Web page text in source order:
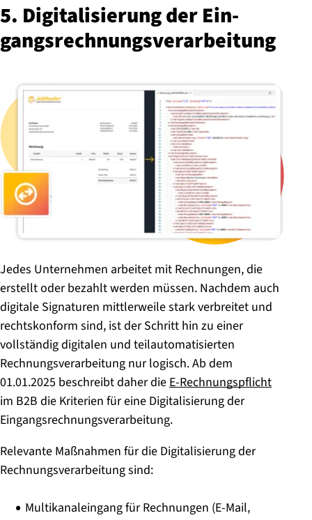
5. Di­gi­ta­li­sie­rung der Ein­
gangs­rech­nungs­ver­ar­bei­tung
Jedes Unternehmen arbeitet mit Rechnungen, die
erstellt oder bezahlt werden müssen. Nachdem auch
digitale Signaturen mittlerweile stark verbreitet und
rechtskonform sind, ist der Schritt hin zu einer
vollständig digitalen und teilautomatisierten
Rechnungsverarbeitung nur logisch. Ab dem
01.01.2025 beschreibt daher dieE-Rechnungspflicht
im B2B die Kriterien für eine Digitalisierung der
Eingangsrechnungsverarbeitung.
Relevante Maßnahmen für die Digitalisierung der
Rechnungsverarbeitung sind:
Multikanaleingang für Rechnungen (E-Mail,